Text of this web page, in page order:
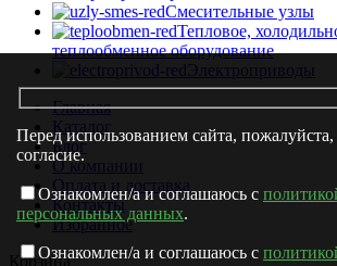
Смесительные узлы
Тепловое,
теплообменное оборудование
Электроприводы
Главная
Каталог
Блог
О компании
Оплата и доставка
Контакты
Избранное
Корзина
Перед использованием сайта,
согласие.
Ознакомлен/а и соглашаюсь с
персональных данных.
Ознакомлен/а и соглашаюсь с